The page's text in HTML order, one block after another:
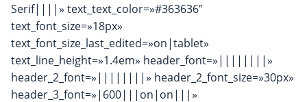
Serif||||» text_text_color=»#363636″
text_font_size=»18px»
text_font_size_last_edited=»on|tablet»
text_line_height=»1.4em» header_font=»||||||||»
header_2_font=»||||||||» header_2_font_size=»30px»
header_3_font=»|600|||on|on|||»